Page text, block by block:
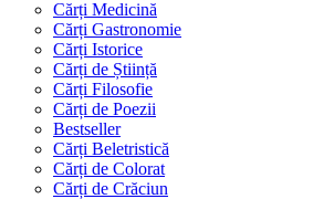
Cărți Medicină
Cărți Gastronomie
Cărți Istorice
Cărți de Știință
Cărți Filosofie
Cărți de Poezii
Bestseller
Cărți Beletristică
Cărți de Colorat
Cărți de Crăciun